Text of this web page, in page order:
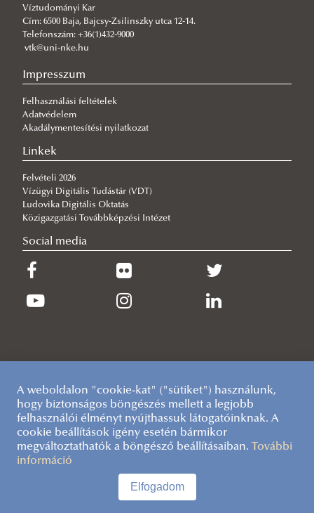
Kárpát-medencei Környezettudományi Konferencia – a legújabb
kutatási eredmények és szakmai együttműködések jegyében
Közel 2600 új hallgató kezdheti meg tanulmányait az Év Egyeteme-
2026/07/21
VTK-s elismerések az egyetemi tanévzárón
2026/07/14
Sikerrel rendezték meg a Környezettudományi Terepgyakorlatot
2026/07/13
Sikerrel zárult a jubileumi 20. ERB Konferencia Baján
Víztudományi Kar
Cím: 6500 Baja, Bajcsy-Zsilinszky utca 12-14.
Telefonszám: +36(1)432-9000
vtk@uni-nke.hu
Impresszum
Felhasználási feltételek
Adatvédelem
Akadálymentesítési nyilatkozat
Linkek
Felvételi 2026
Vízügyi Digitális Tudástár (VDT)
Ludovika Digitális Oktatás
Közigazgatási Továbbképzési Intézet
Social media
A weboldalon "cookie-kat" ("sütiket") használunk,
hogy biztonságos böngészés mellett a legjobb
felhasználói élményt nyújthassuk látogatóinknak. A
cookie beállítások igény esetén bármikor
megváltoztathatók a böngésző beállításaiban.
További
információ
Elfogadom